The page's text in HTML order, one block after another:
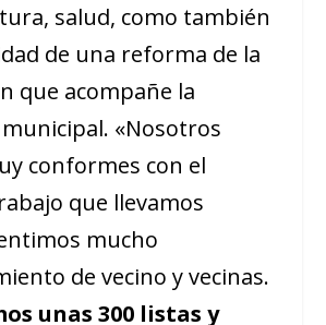
salud, como también
de una reforma de la
que acompañe la
«Nosotros
conformes con el
que llevamos
mucho
de vecino y vecinas.
unas 300 listas y